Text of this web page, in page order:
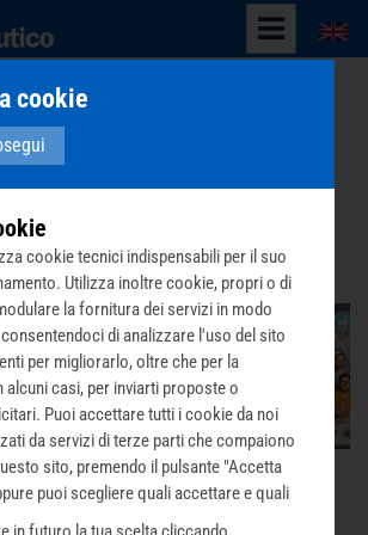
cookie
cookie tecnici indispensabili per il suo
Utilizza inoltre cookie, propri o di
la fornitura dei servizi in modo
di analizzare l'uso del sito
per migliorarlo, oltre che per la
alcuni casi, per inviarti proposte o
Puoi accettare tutti i cookie da noi
da servizi di terze parti che compaiono
sito, premendo il pulsante "Accetta
puoi scegliere quali accettare e quali
il pulsante "Personalizza scelta cookie".